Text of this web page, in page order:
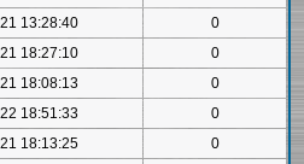
13:28:40
0
18:27:10
0
18:08:13
0
18:51:33
0
18:13:25
0